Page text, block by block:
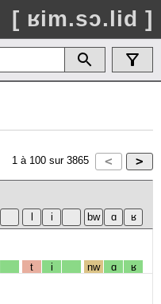
[ ʁim.sɔ.lid ]
1 à 100 sur 3865
t i nw ɑ ʁ